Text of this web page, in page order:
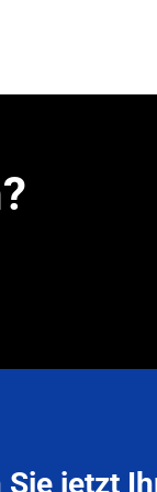
Sie jetzt